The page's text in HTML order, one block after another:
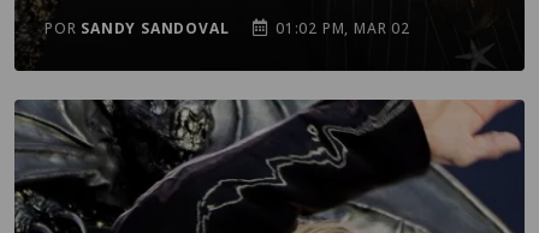
POR SANDY SANDOVAL 01:02 PM, MAR 02